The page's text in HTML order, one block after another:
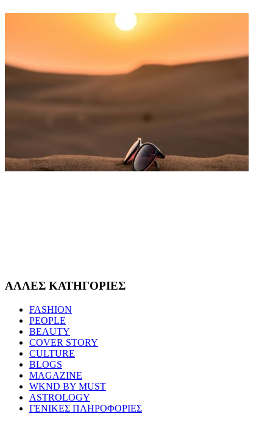
ΑΛΛΕΣ ΚΑΤΗΓΟΡΙΕΣ
FASHION
PEOPLE
BEAUTY
COVER STORY
CULTURE
BLOGS
MAGAZINE
WKND BY MUST
ASTROLOGY
ΓΕΝΙΚΕΣ ΠΛΗΡΟΦΟΡΙΕΣ